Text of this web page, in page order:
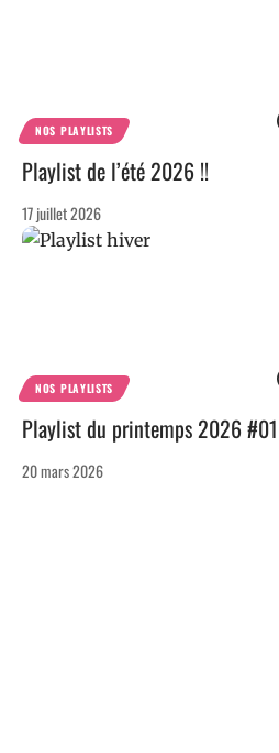
NOS PLAYLISTS
Playlist de l’été 2026 !!
17 juillet 2026
NOS PLAYLISTS
Playlist du printemps 2026 #01
20 mars 2026